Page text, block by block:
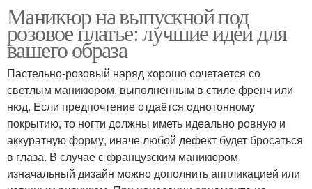
Маникюр на выпускной под
розовое платье: лучшие идеи для
вашего образа
Пастельно-розовый наряд хорошо сочетается со
светлым маникюром, выполненным в стиле френч или
нюд. Если предпочтение отдаётся однотонному
покрытию, то ногти должны иметь идеально ровную и
аккуратную форму, иначе любой дефект будет бросаться
в глаза. В случае с французским маникюром
изначальный дизайн можно дополнить аппликацией или